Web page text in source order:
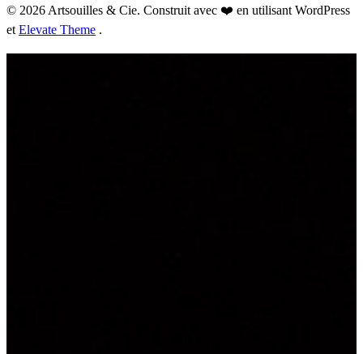
© 2026 Artsouilles & Cie. Construit avec ❤️ en utilisant WordPress
et Elevate Theme .